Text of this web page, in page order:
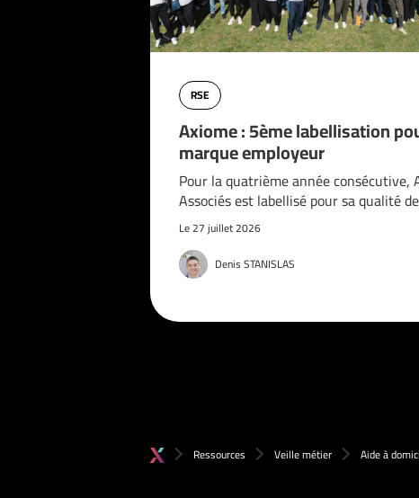
RSE
Axiome : 5ème labellisation
marque employeur
Pour la quatrième année consécutive,
Associés est labellisé pour sa qualité
Le 27 juillet 2026
Denis STANISLAS
Ressources Veille métier Aide à